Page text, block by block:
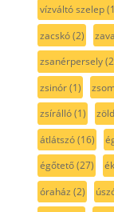
vízváltó szelep
zacskó(2)
zsanérpersely
zsinór(1)
zsírálló(1)
átlátszó(16)
égőtető(27)
óraház (2)